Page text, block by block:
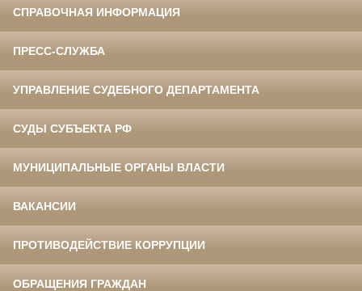
СПРАВОЧНАЯ ИНФОРМАЦИЯ
ПРЕСС-СЛУЖБА
УПРАВЛЕНИЕ СУДЕБНОГО ДЕПАРТАМЕНТА
СУДЫ СУБЪЕКТА РФ
МУНИЦИПАЛЬНЫЕ ОРГАНЫ ВЛАСТИ
ВАКАНСИИ
ПРОТИВОДЕЙСТВИЕ КОРРУПЦИИ
ОБРАЩЕНИЯ ГРАЖДАН